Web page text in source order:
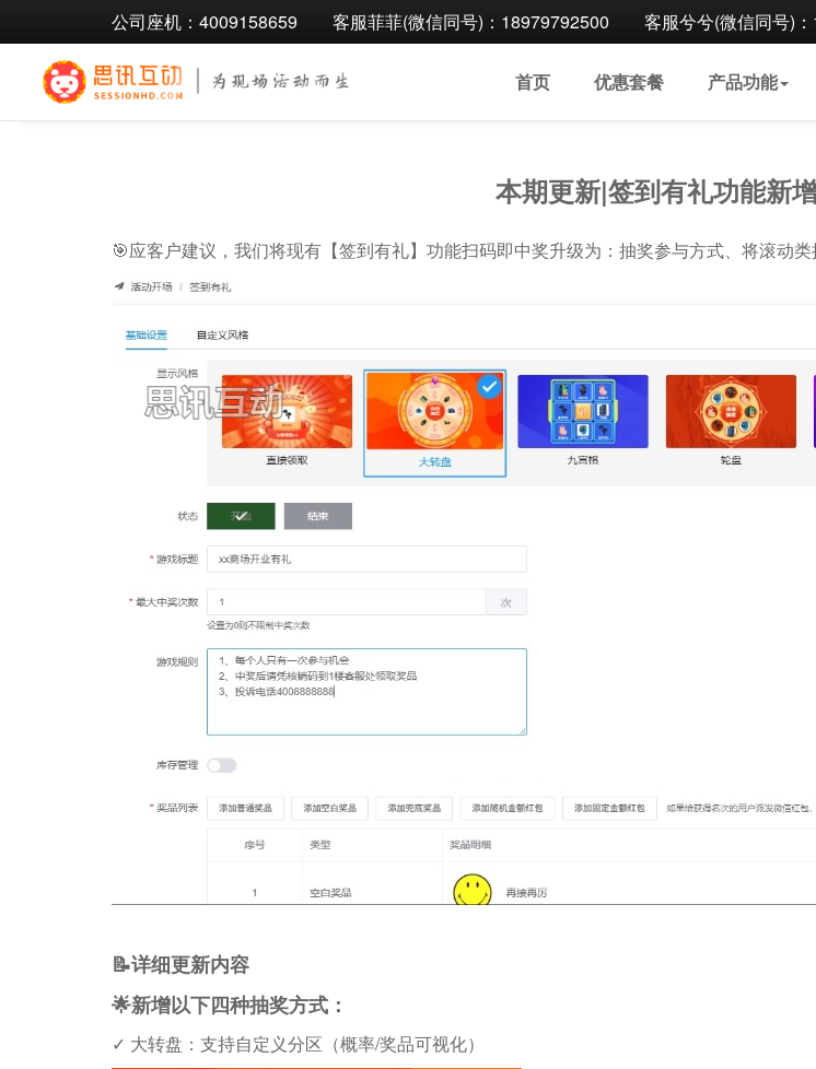
公司座机：4009158659 客服菲菲(微信同号)：18979792500 客服兮兮(微信同号)
首页 优惠套餐 产品功能
本期更新|签到有礼功能新
​​🎯应客户建议，我们将现有【签到有礼】功能扫码即中奖升级为：抽奖参与方式、将滚动
📝详细更新内容
🌟新增以下四种抽奖方式：
✓ ​​大转盘​​：支持自定义分区（概率/奖品可视化）